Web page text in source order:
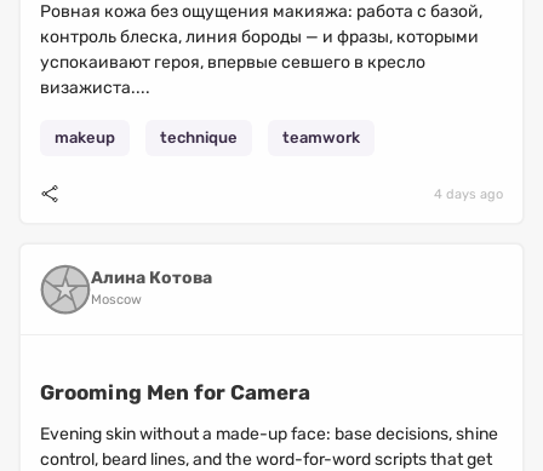
Ровная кожа без ощущения макияжа: работа с базой,
контроль блеска, линия бороды — и фразы, которыми
успокаивают героя, впервые севшего в кресло
визажиста....
makeup technique teamwork
4 days ago
Алина Котова
Moscow
Grooming Men for Camera
Evening skin without a made-up face: base decisions, shine
control, beard lines, and the word-for-word scripts that get